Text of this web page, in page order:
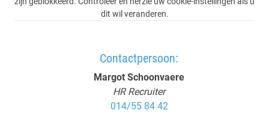
dit wil veranderen.
Contactpersoon:
Margot Schoonvaere
HR Recruiter
014/55 84 42